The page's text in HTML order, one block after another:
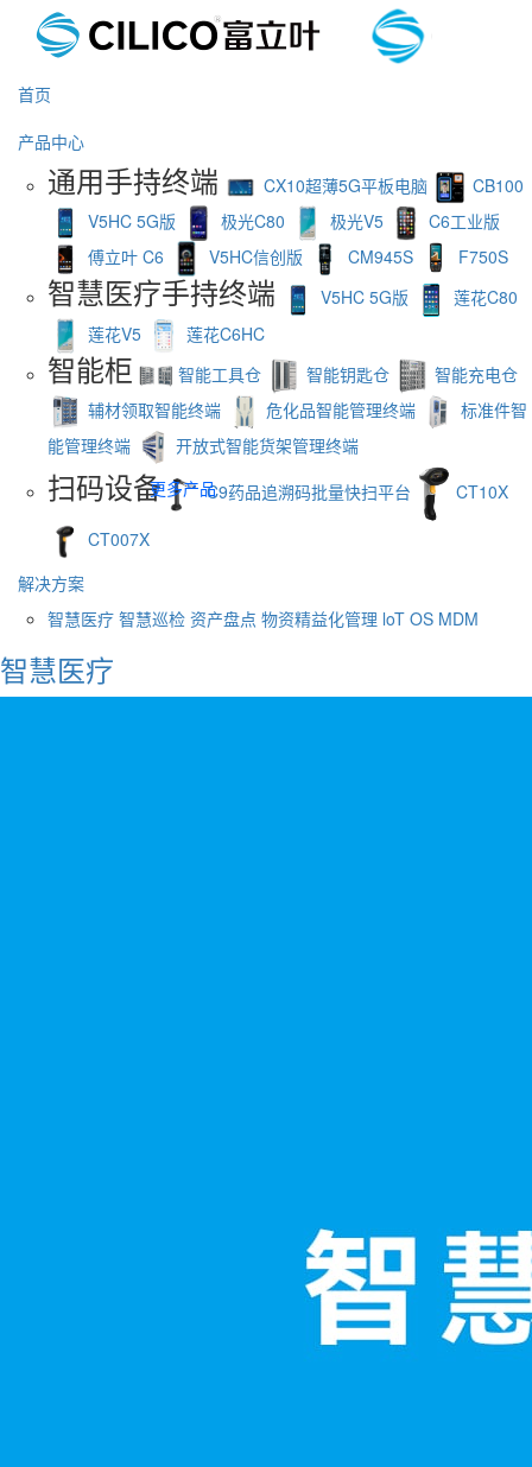
首页
产品中心
通用手持终端 CX10超薄5G平板电脑
CB100
V5HC 5G版
极光C80 极光V5
C6工业版
傅立叶 C6
V5HC信创版 CM945S F750S
智慧医疗手持终端 V5HC 5G版
莲花C80
莲花V5
莲花C6HC
智能柜 智能工具仓 智能钥匙仓
智能充电仓
辅材领取智能终端
危化品智能管理终端
标准件智
能管理终端
开放式智能货架管理终端
扫码设备 C9药品追溯码批量快扫平台
CT10X
CT007X
更多产品
解决方案
智慧医疗 智慧巡检 资产盘点 物资精益化管理 loT OS MDM
智慧医疗